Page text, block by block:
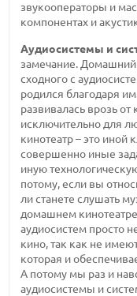
звукооператоры и
компонентах и
Аудиосистемы и
замечание. Домашний
сходного с
родился благодаря
развивалась врозь от
исключительно для
кинотеатр – это иной
совершенно иные
иную
потому, если вы
ли станете слушать
домашнем
аудиосистем просто
кино, так как не
которая и
А потому мы раз и
аудиосистемы и